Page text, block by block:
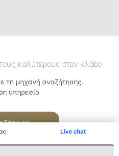
Live chat
καλύτερους στον κλάδο
τη μηχανή αναζήτησης.
υπηρεσία